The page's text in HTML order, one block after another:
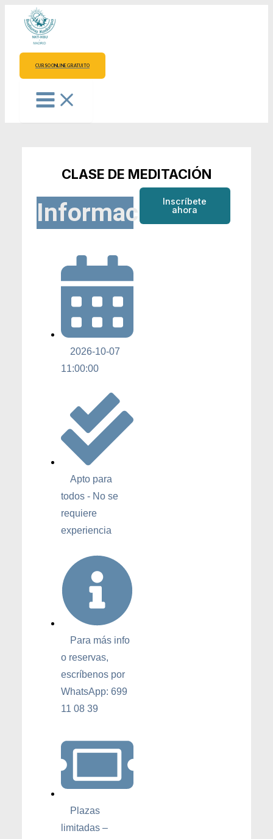
contenido
CURSO ONLINE GRATUITO
CLASE DE MEDITACIÓN
Información
2026-10-07
11:00:00
Apto para
todos - No se
requiere
experiencia
Para más info
o reservas,
escríbenos por
WhatsApp: 699
11 08 39
Plazas
limitadas –
Inscríbete
ahora